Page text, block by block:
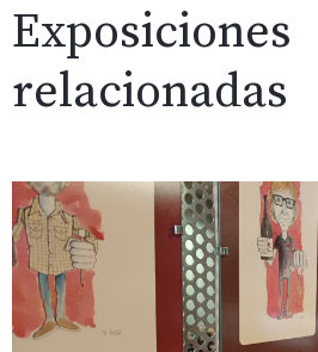
Exposiciones
relacionadas